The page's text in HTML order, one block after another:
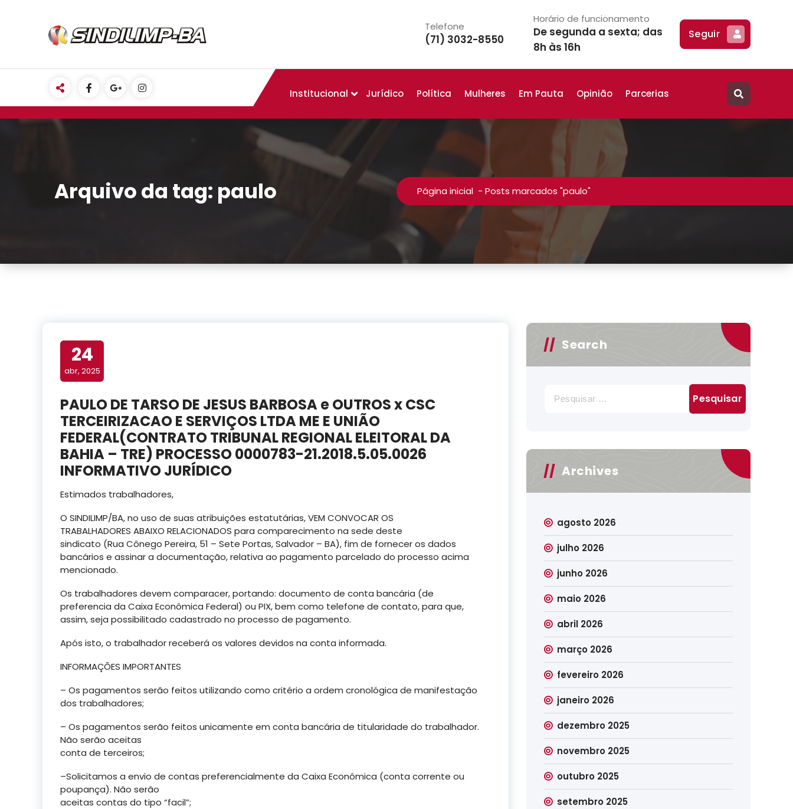
Telefone
(71) 3032-8550
Horário de funcionamento
De segunda a sexta; das
8h às 16h
Seguir
Institucional Jurídico Política Mulheres Em Pauta Opinião Parcerias
Arquivo da tag: paulo Página inicial - Posts marcados "paulo"
24
abr, 2025
PAULO DE TARSO DE JESUS BARBOSA e OUTROS x CSC
TERCEIRIZACAO E SERVIÇOS LTDA ME E UNIÃO
FEDERAL(CONTRATO TRIBUNAL REGIONAL ELEITORAL DA
BAHIA – TRE) PROCESSO 0000783-21.2018.5.05.0026
INFORMATIVO JURÍDICO
Estimados trabalhadores,
O SINDILIMP/BA, no uso de suas atribuições estatutárias, VEM CONVOCAR OS
TRABALHADORES ABAIXO RELACIONADOS para comparecimento na sede deste
sindicato (Rua Cônego Pereira, 51 – Sete Portas, Salvador – BA), fim de fornecer os dados
bancários e assinar a documentação, relativa ao pagamento parcelado do processo acima
mencionado.
Os trabalhadores devem comparacer, portando: documento de conta bancária (de
preferencia da Caixa Econômica Federal) ou PIX, bem como telefone de contato, para que,
assim, seja possibilitado cadastrado no processo de pagamento.
Após isto, o trabalhador receberá os valores devidos na conta informada.
INFORMAÇÕES IMPORTANTES
– Os pagamentos serão feitos utilizando como critério a ordem cronológica de manifestação
dos trabalhadores;
– Os pagamentos serão feitos unicamente em conta bancária de titularidade do trabalhador.
Não serão aceitas
conta de terceiros;
–Solicitamos a envio de contas preferencialmente da Caixa Econômica (conta corrente ou
poupança). Não serão
aceitas contas do tipo “facil”;
Search
por:
Archives
agosto 2026
julho 2026
junho 2026
maio 2026
abril 2026
março 2026
fevereiro 2026
janeiro 2026
dezembro 2025
novembro 2025
outubro 2025
setembro 2025